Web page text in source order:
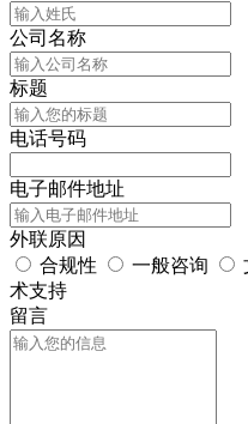
公司名称
标题
电话号码
电子邮件地址
外联原因
合规性
一般咨询
术支持
留言